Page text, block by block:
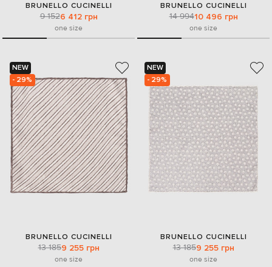
BRUNELLO CUCINELLI
9 1526 412 грн
one size
BRUNELLO CUCINELLI
14 99410 496 грн
one size
NEW
- 29%
BRUNELLO CUCINELLI
13 1859 255 грн
one size
NEW
- 29%
BRUNELLO CUCINELLI
13 1859 255 грн
one size